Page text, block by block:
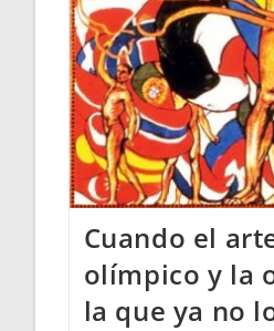
Cuando el
olímpico y la
la que ya no